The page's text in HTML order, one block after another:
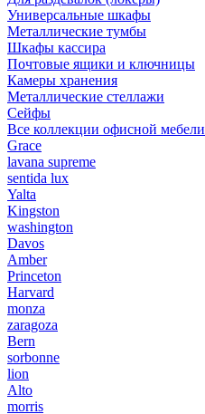
Универсальные шкафы
Металлические тумбы
Шкафы кассира
Почтовые ящики и ключницы
Камеры хранения
Металлические стеллажи
Сейфы
Все коллекции офисной мебели
Grace
lavana supreme
sentida lux
Yalta
Kingston
washington
Davos
Amber
Princeton
Harvard
monza
zaragoza
Bern
sorbonne
lion
Alto
morris